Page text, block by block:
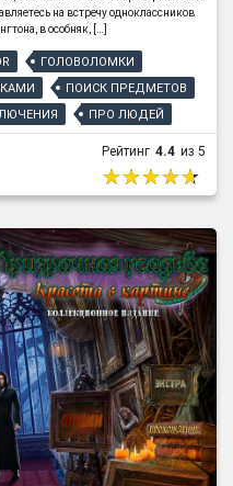
на встречу одноклассников
в особняк, […]
ГОЛОВОЛОМКИ
ПОИСК ПРЕДМЕТОВ
ПРО ЛЮДЕЙ
Рейтинг 4.4 из 5